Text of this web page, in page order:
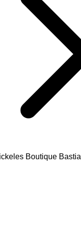
Boutique Bastia